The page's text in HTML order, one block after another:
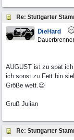
DieHard
Dauerbrenner
AUGUST ist zu spät
ich sonst zu Fett bin
Größe wett.😉
Gruß Julian